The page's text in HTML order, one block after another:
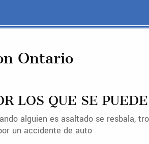
Ontario
LOS QUE SE
alguien es asaltado se resbala,
un accidente de auto